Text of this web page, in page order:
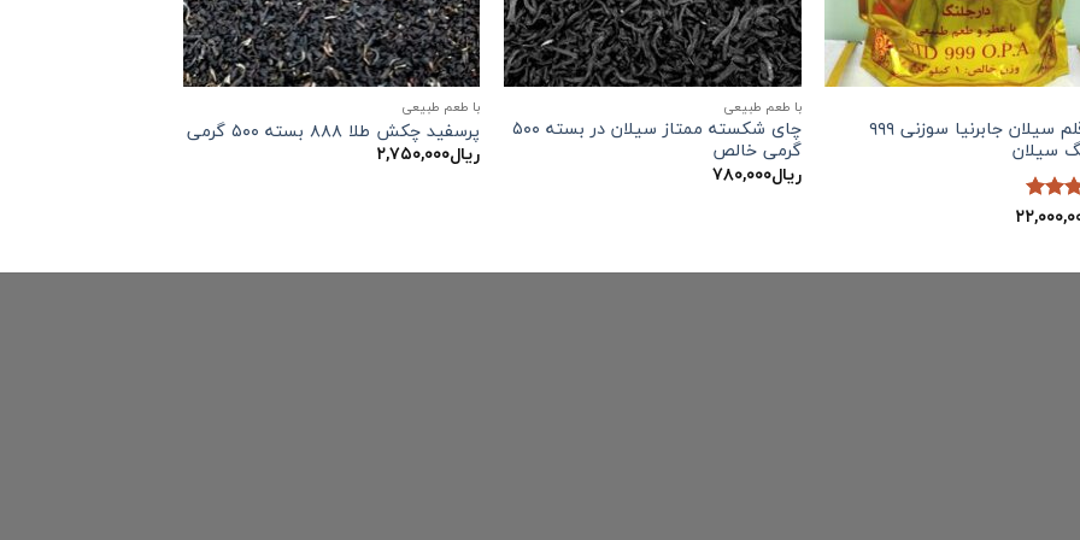
چای قلم سیلان جابرنیا سوزنی ۹۹۹
سیلان
5 از
با طعم طبیعی
چای شکسته ممتاز سیلان در بسته ۵۰۰
گرمی خالص
ریال۷۸۰,۰۰۰
با طعم طبیعی
پرسفید چکش طلا ۸۸۸ بسته ۵۰۰ گرمی
ریال۲,۷۵۰,۰۰۰